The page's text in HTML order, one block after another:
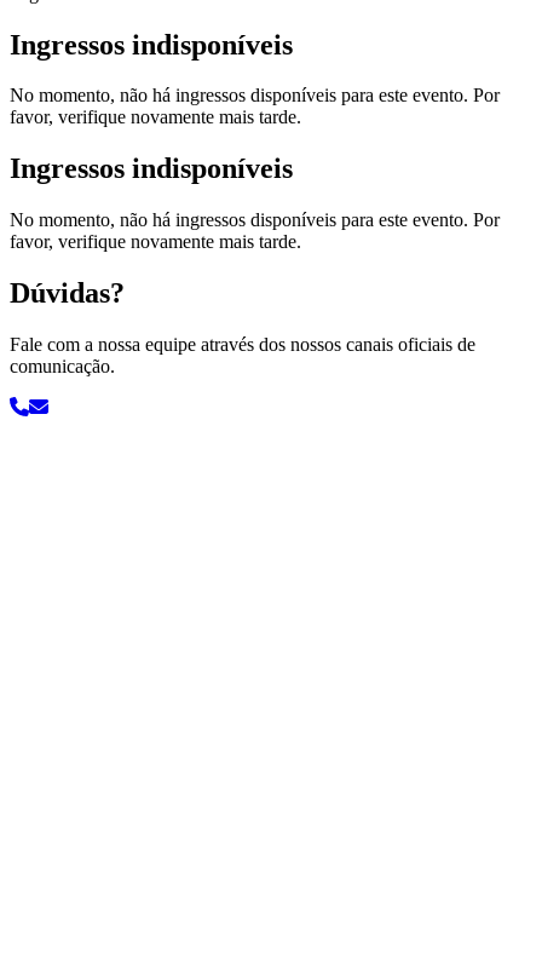
Ingressos indisponíveis
No momento, não há ingressos disponíveis para este evento. Por
favor, verifique novamente mais tarde.
Ingressos indisponíveis
No momento, não há ingressos disponíveis para este evento. Por
favor, verifique novamente mais tarde.
Dúvidas?
Fale com a nossa equipe através dos nossos canais oficiais de
comunicação.